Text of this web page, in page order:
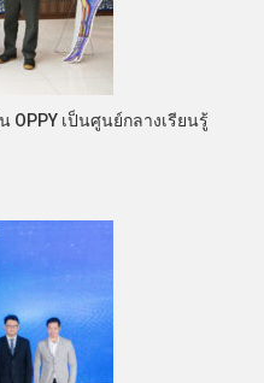
เป็นศูนย์กลางเรียนรู้